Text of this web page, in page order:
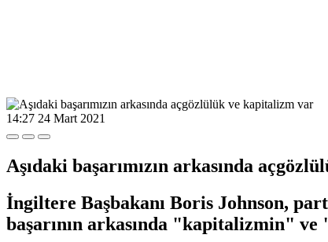
14:27 24 Mart 2021
Aşıdaki başarımızın arkasında
İngiltere Başbakanı Boris Johnson,
başarının arkasında "kapitalizmin"